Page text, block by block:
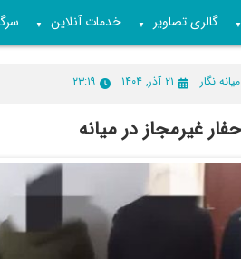
▼ گالری تصاویر ▼ خدمات آنلاین ▼
میانه نگار ۲۱ آذر, ۱۴۰۴ ۲۳:۱۹